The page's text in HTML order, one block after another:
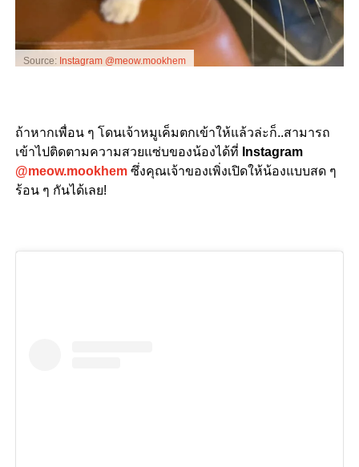
Source: Instagram @meow.mookhem
ถ้าหากเพื่อน ๆ โดนเจ้าหมูเค็มตกเข้าให้แล้วล่ะก็..สามารถ
เข้าไปติดตามความสวยแซ่บของน้องได้ที่ Instagram
@meow.mookhem ซึ่งคุณเจ้าของเพิ่งเปิดให้น้องแบบสด ๆ
ร้อน ๆ กันได้เลย!